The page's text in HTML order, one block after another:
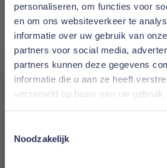
personaliseren, om functies voor
en om ons websiteverkeer te
informatie over uw gebruik van
partners voor social media,
partners kunnen deze gegevens
informatie die u aan ze heeft
verzameld op basis van uw gebruik
Noodzakelijk
Reviews
EAN
Levertijd
1 tot 5 werkdagen